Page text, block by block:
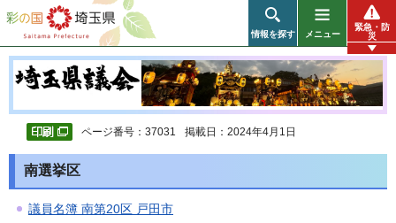
彩の国 埼玉県
情報を探す メニュー
緊急・防
災
ページ番号：37031 掲載日：2024年4月1日
南選挙区
議員名簿 南第20区 戸田市